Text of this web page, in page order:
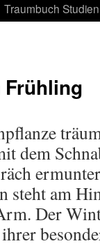
Traumbuch Studien
dem
steht am
Der